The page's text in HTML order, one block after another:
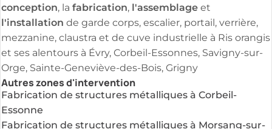
conception, la fabrication, l'assemblageet
l'installation de garde corps, escalier, portail, verrière,
mezzanine, claustra et de cuve industrielle à Ris orangis
et ses alentours à Évry, Corbeil-Essonnes, Savigny-sur-
Orge, Sainte-Geneviève-des-Bois, Grigny
Autres zones d'intervention
Fabrication de structures métalliques à Corbeil-
Essonne
Fabrication de structures métalliques à Morsang-sur-